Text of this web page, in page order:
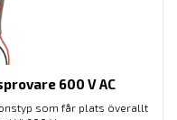
600 V AC
som får plats överallt